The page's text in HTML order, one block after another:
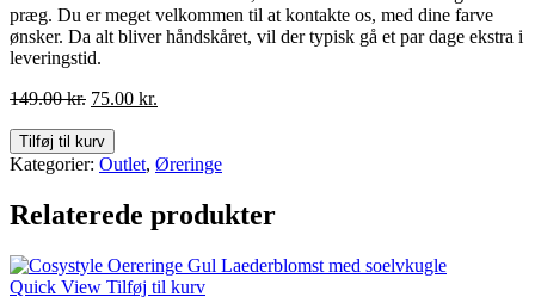
præg. Du er meget velkommen til at kontakte os, med dine farve
ønsker. Da alt bliver håndskåret, vil der typisk gå et par dage ekstra i
leveringstid.
149.00kr. Den
pris
var:
75.00 kr.
er:
Tilføj til kurv
Kategorier: Outlet, Øreringe
Relaterede produkter
Quick View Tilføj til kurv